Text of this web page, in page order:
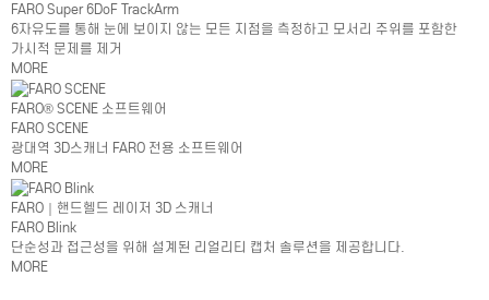
FARO Super 6DoF TrackArm
6자유도를 통해 눈에 보이지 않는 모든 지점을 측정하고 모서리 주위를 포함한
가시적 문제를 제거
MORE
FARO® SCENE 소프트웨어
FARO SCENE
광대역 3D스캐너 FARO 전용 소프트웨어
MORE
FARO｜핸드헬드 레이저 3D 스캐너
FARO Blink
단순성과 접근성을 위해 설계된 리얼리티 캡처 솔루션을 제공합니다.
MORE